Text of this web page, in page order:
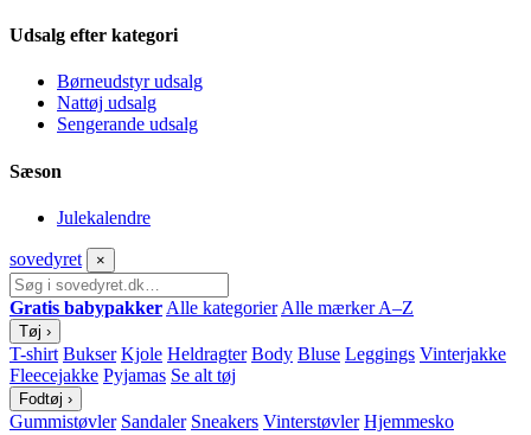
Udsalg efter kategori
Børneudstyr udsalg
Nattøj udsalg
Sengerande udsalg
Sæson
Julekalendre
sovedyret ×
Gratis babypakker Alle kategorier Alle mærker A–Z
Tøj ›
T-shirt Bukser Kjole Heldragter Body Bluse Leggings Vinterjakke
Fleecejakke Pyjamas Se alt tøj
Fodtøj ›
Gummistøvler Sandaler Sneakers Vinterstøvler Hjemmesko